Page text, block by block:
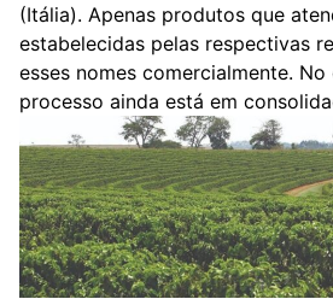
(Itália). Apenas produtos que
estabelecidas pelas respectivas
esses nomes comercialmente.
processo ainda está em